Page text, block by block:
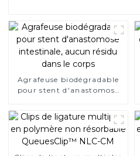
Agrafeuse biodégradable
pour stent d'anastomose